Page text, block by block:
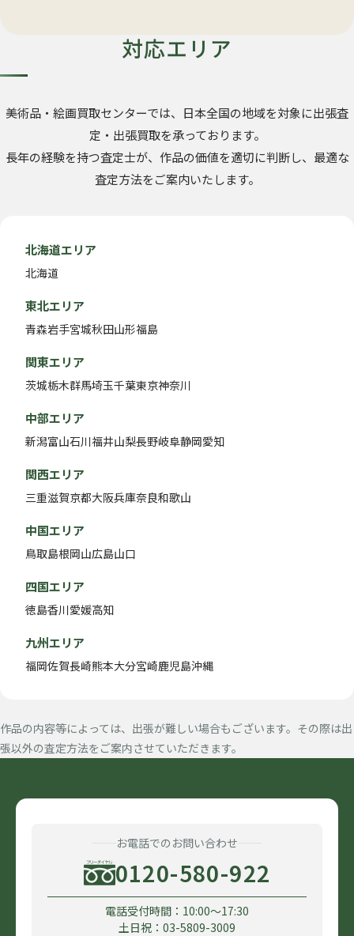
対応エリア
美術品・絵画買取センターでは、日本全国の地域を対象に出張査
定・出張買取を承っております。
長年の経験を持つ査定士が、作品の価値を適切に判断し、最適な
査定方法をご案内いたします。
北海道エリア
北海道
東北エリア
青森岩手宮城秋田山形福島
関東エリア
茨城栃木群馬埼玉千葉東京神奈川
中部エリア
新潟富山石川福井山梨長野岐阜静岡愛知
関西エリア
三重滋賀京都大阪兵庫奈良和歌山
中国エリア
鳥取島根岡山広島山口
四国エリア
徳島香川愛媛高知
九州エリア
福岡佐賀長崎熊本大分宮崎鹿児島沖縄
作品の内容等によっては、出張が難しい場合もございます。その際は出
張以外の査定方法をご案内させていただきます。
お電話でのお問い合わせ
0120-580-922
電話受付時間：10:00〜17:30
土日祝：03-5809-3009